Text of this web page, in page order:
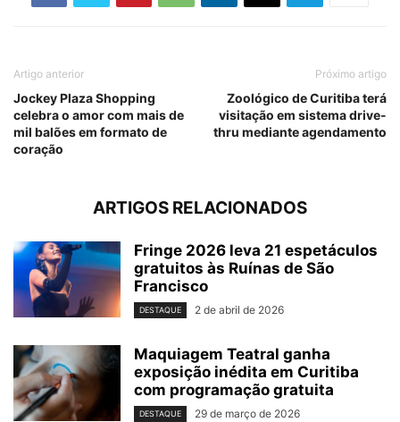
Artigo anterior
Jockey Plaza Shopping
celebra o amor com mais de
mil balões em formato de
coração
Próximo artigo
Zoológico de Curitiba terá
visitação em sistema drive-
thru mediante agendamento
ARTIGOS RELACIONADOS
Fringe 2026 leva 21 espetáculos
gratuitos às Ruínas de São
Francisco
DESTAQUE 2 de abril de 2026
Maquiagem Teatral ganha
exposição inédita em Curitiba
com programação gratuita
DESTAQUE 29 de março de 2026